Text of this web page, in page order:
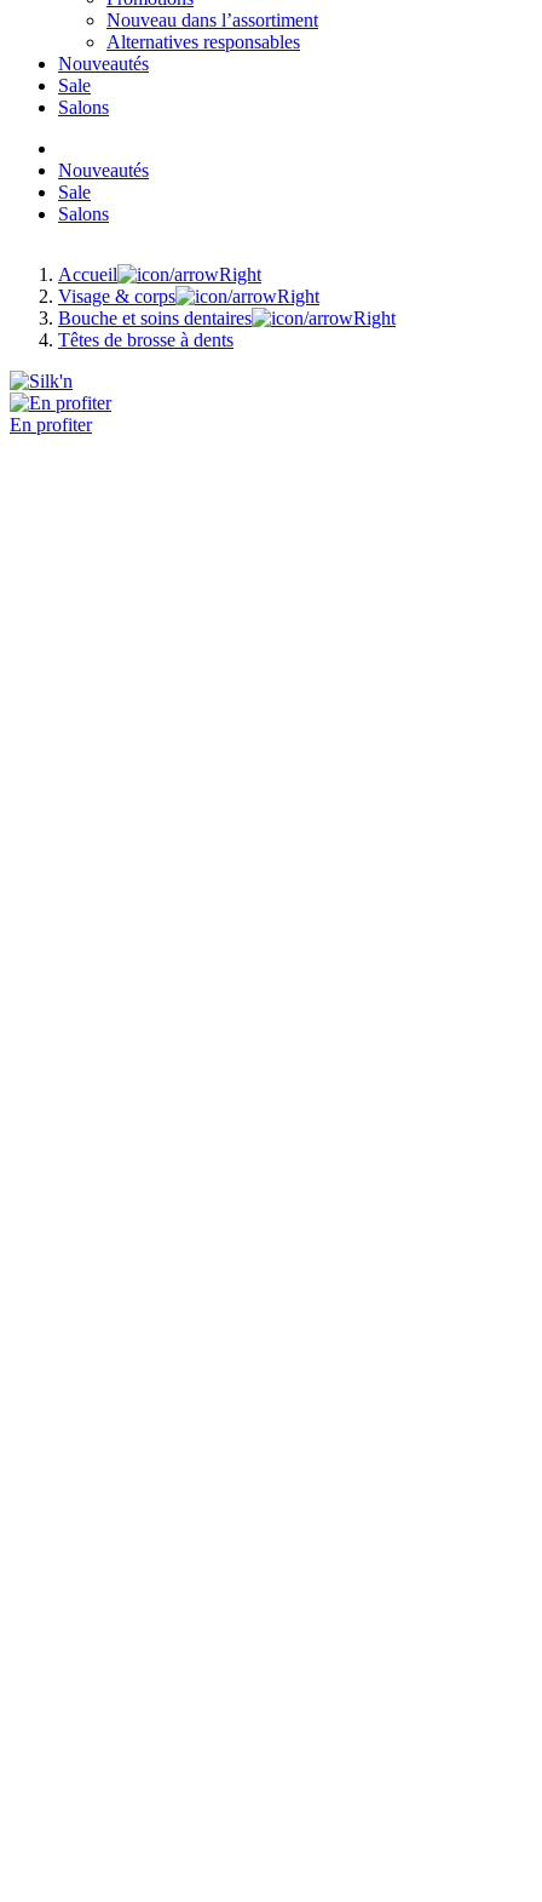
Nouveau dans l’assortiment
Alternatives responsables
Nouveautés
Sale
Salons
Nouveautés
Sale
Salons
Accueil
Visage & corps
Bouche et soins dentaires
Têtes de brosse à dents
En profiter